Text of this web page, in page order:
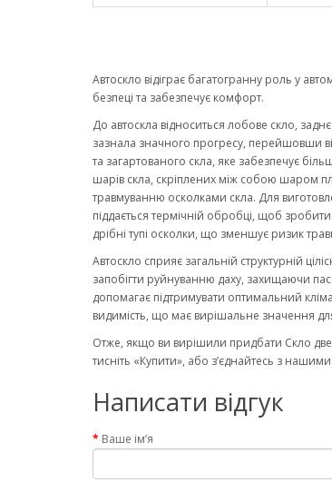
Автоскло відіграє багатогранну роль у
безпеці та забезпечує комфорт.
До автоскла відноситься лобове скло,
зазнала значного прогресу, перейшовши
та загартованого скла, яке забезпечує
шарів скла, скріплених між собою шаром
травмуванню осколками скла. Для
піддається термічній обробці, щоб
дрібні тупі осколки, що зменшує ризик
Автоскло сприяє загальній структурній
запобігти руйнуванню даху, захищаючи
допомагає підтримувати оптимальний
видимість, що має вирішальне значення
Отже, якщо ви вирішили придбати Скло
тисніть «Купити», або з’єднайтесь з
Написати відгук
Ваше ім’я